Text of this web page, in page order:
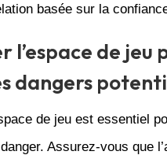
basée sur la
l’espace de jeu
dangers
de jeu est essentiel
Assurez-vous que